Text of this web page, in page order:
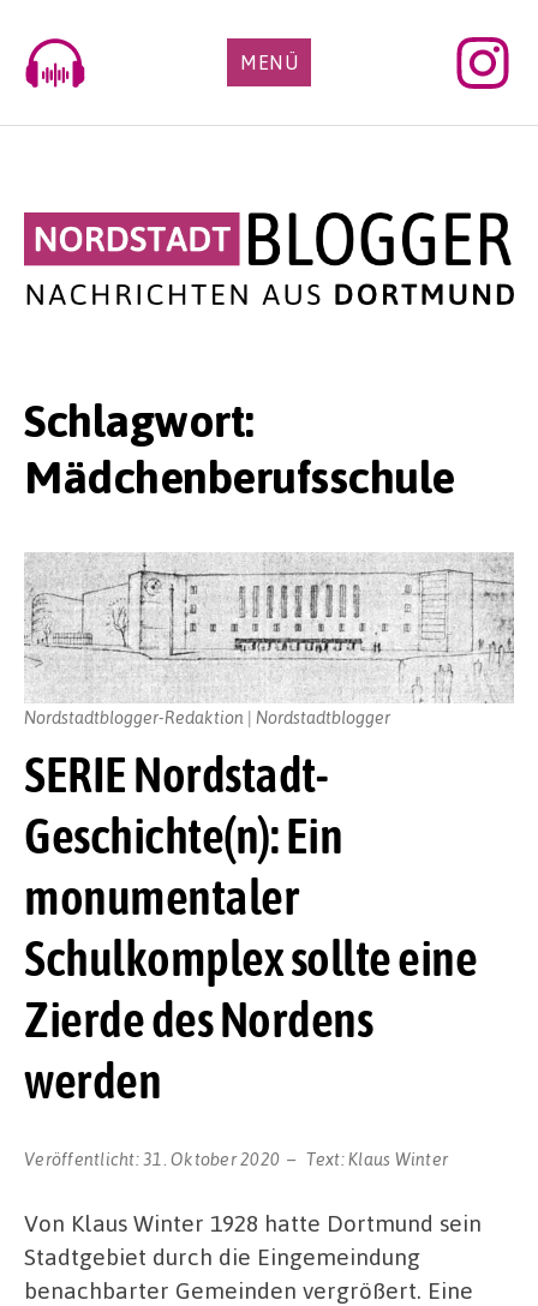
content
MENÜ
Schlagwort:
Mädchenberufsschule
SERIE Nordstadt-
Geschichte(n): Ein
monumentaler
Schulkomplex sollte eine
Zierde des Nordens
werden
Veröffentlicht:31. Oktober 2020 Text:Klaus Winter
Nordstadtblogger-Redaktion | Nordstadtblogger
Von Klaus Winter 1928 hatte Dortmund sein
Stadtgebiet durch die Eingemeindung
benachbarter Gemeinden vergrößert. Eine